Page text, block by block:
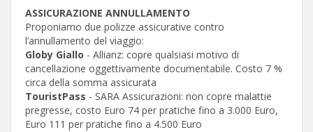
ASSICURAZIONE ANNULLAMENTO
Proponiamo due polizze assicurative contro
l’annullamento del viaggio:
Globy Giallo - Allianz: copre qualsiasi motivo di
cancellazione oggettivamente documentabile. Costo 7 %
circa della somma assicurata
TouristPass - SARA Assicurazioni: non copre malattie
pregresse, costo Euro 74 per pratiche fino a 3.000 Euro,
Euro 111 per pratiche fino a 4.500 Euro